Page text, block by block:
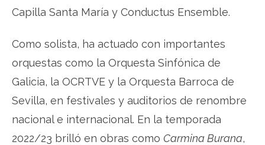
Capilla Santa María y Conductus Ensemble.
Como solista, ha actuado con importantes
orquestas como la Orquesta Sinfónica de
Galicia, la OCRTVE y la Orquesta Barroca de
Sevilla, en festivales y auditorios de renombre
nacional e internacional. En la temporada
2022/23 brilló en obras como Carmina Burana,